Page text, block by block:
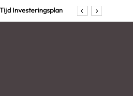
Investeringsplan
Investeringsplan